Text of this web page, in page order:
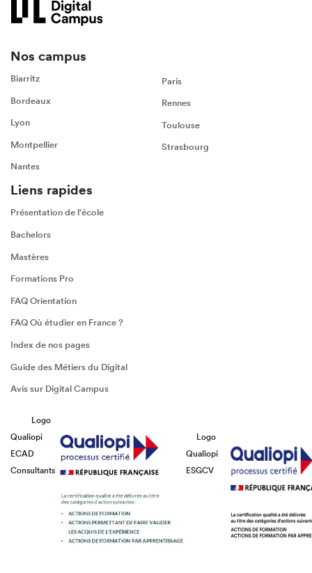
Nos campus
Biarritz
Bordeaux
Lyon
Montpellier
Nantes
Paris
Rennes
Toulouse
Strasbourg
Liens rapides
Présentation de l'école
Bachelors
Mastères
Formations Pro
FAQ Orientation
FAQ Où étudier en France ?
Index de nos pages
Guide des Métiers du Digital
Avis sur Digital Campus
Logo
Qualiopi
ECAD
Consultants
Logo
Qualiopi
ESGCV